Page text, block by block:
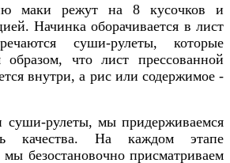
маки режут на 8 кусочков и
Начинка оборачивается в лист
суши-рулеты, которые
образом, что лист прессованной
внутри, а рис или содержимое -
суши-рулеты, мы придерживаемся
качества. На каждом этапе
мы безостановочно присматриваем